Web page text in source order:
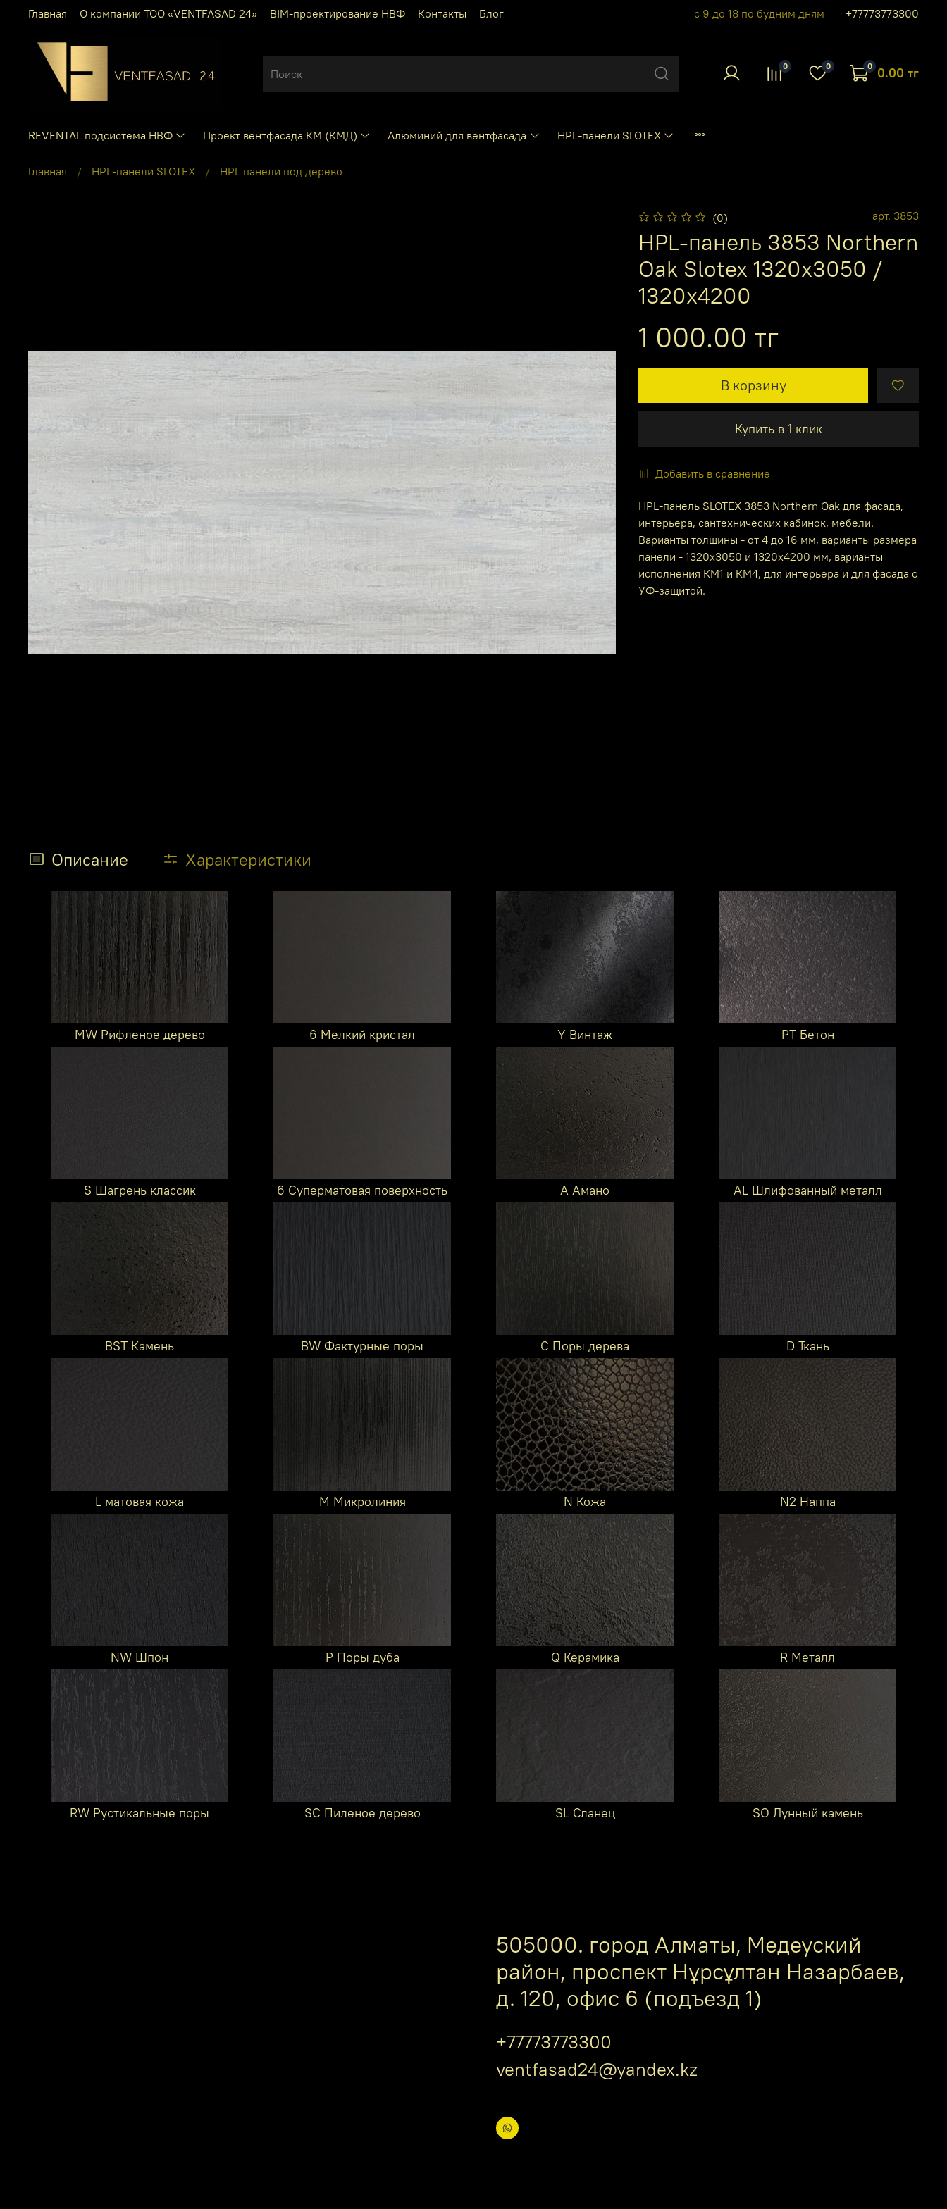
Главная О компании ТОО «VENTFASAD 24» BIM-проектирование НВФ Контакты Блог с 9 до 18 по будним дням +77773773300
0 0 0 0.00 тг
REVENTAL подсистема НВФ Проект вентфасада КМ (КМД) Алюминий для вентфасада HPL-панели SLOTEX
Главная HPL-панели SLOTEX HPL панели под дерево
(0) арт. 3853
HPL-панель 3853 Northern
Oak Slotex 1320х3050 /
1320х4200
1 000.00 тг
В корзину
Купить в 1 клик
Добавить в сравнение
HPL-панель SLOTEX 3853 Northern Oak для фасада,
интерьера, сантехнических кабинок, мебели.
Варианты толщины - от 4 до 16 мм, варианты размера
панели - 1320х3050 и 1320х4200 мм, варианты
исполнения КМ1 и КМ4, для интерьера и для фасада с
УФ-защитой.
Описание Характеристики
MW Рифленое дерево 6 Мелкий кристал Y Винтаж PT Бетон
S Шагрень классик 6 Суперматовая поверхность A Амано AL Шлифованный металл
BST Камень BW Фактурные поры C Поры дерева D Ткань
L матовая кожа M Микролиния N Кожа N2 Наппа
NW Шпон P Поры дуба Q Керамика R Металл
RW Рустикальные поры SC Пиленое дерево SL Сланец SO Лунный камень
505000. город Алматы, Медеуский
район, проспект Нұрсұлтан Назарбаев,
д. 120, офис 6 (подъезд 1)
+77773773300
ventfasad24@yandex.kz